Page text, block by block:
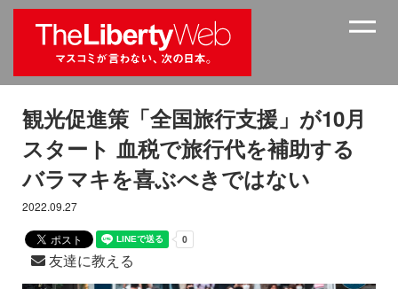
観光促進策「全国旅行支援」が10月
スタート 血税で旅行代を補助する
バラマキを喜ぶべきではない
2022.09.27
友達に教える